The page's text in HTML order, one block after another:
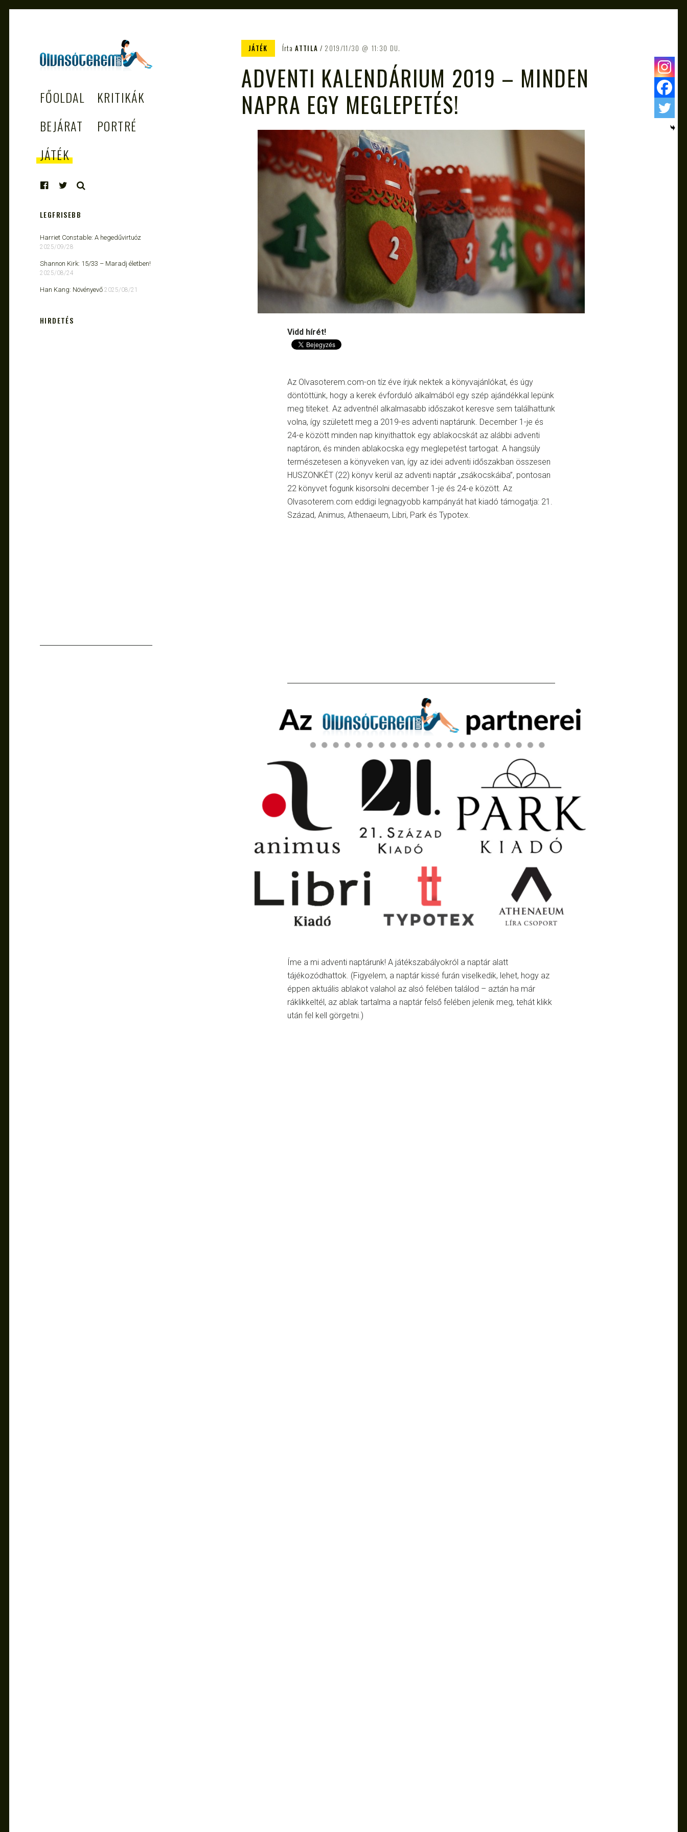
– AZ EGÉSZSÉGES
OLVASÁS
TÁMOGATÓJA
FŐOLDAL
KRITIKÁK
BEJÁRAT
PORTRÉ
JÁTÉK
JÁTÉK ÍrtaATTILA 2019/11/30 11:30 DU.
ADVENTI KALENDÁRIUM 2019 – MINDEN
NAPRA EGY MEGLEPETÉS!
Vidd hírét!
Az Olvasoterem.com-on tíz éve írjuk nektek a könyvajánlókat, és úgy
döntöttünk, hogy a kerek évforduló alkalmából egy szép ajándékkal lepünk
meg titeket. Az adventnél alkalmasabb időszakot keresve sem találhattunk
volna, így született meg a 2019-es adventi naptárunk. December 1-je és
24-e között minden nap kinyithattok egy ablakocskát az alábbi adventi
naptáron, és minden ablakocska egy meglepetést tartogat. A hangsúly
természetesen a könyveken van, így az idei adventi időszakban összesen
HUSZONKÉT (22) könyv kerül az adventi naptár „zsákocskáiba”, pontosan
22 könyvet fogunk kisorsolni december 1-je és 24-e között. Az
Olvasoterem.com eddigi legnagyobb kampányát hat kiadó támogatja: 21.
Század, Animus, Athenaeum, Libri, Park és Typotex.
Íme a mi adventi naptárunk! A játékszabályokról a naptár alatt
tájékozódhattok. (Figyelem, a naptár kissé furán viselkedik, lehet, hogy az
éppen aktuális ablakot valahol az alsó felében találod – aztán ha már
ráklikkeltél, az ablak tartalma a naptár felső felében jelenik meg, tehát klikk
után fel kell görgetni.)
LEGFRISEBB
Harriet Constable: A hegedűvirtuóz
2025/09/28
Shannon Kirk: 15/33 ​– Maradj életben!
2025/08/24
Han Kang: Növényevő 2025/08/21
HIRDETÉS